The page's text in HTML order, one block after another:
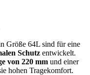
Größe 64L sind für eine
Schutz entwickelt.
von 220 mm und einer
hohen Tragekomfort.